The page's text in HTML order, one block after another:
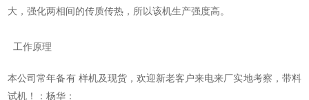
大，强化两相间的传质传热，所以该机生产强度高。
​工作原理
本公司常年备有​ 样机及现货，欢迎新老客户来电来厂实地考察，带料
试机！：杨华：